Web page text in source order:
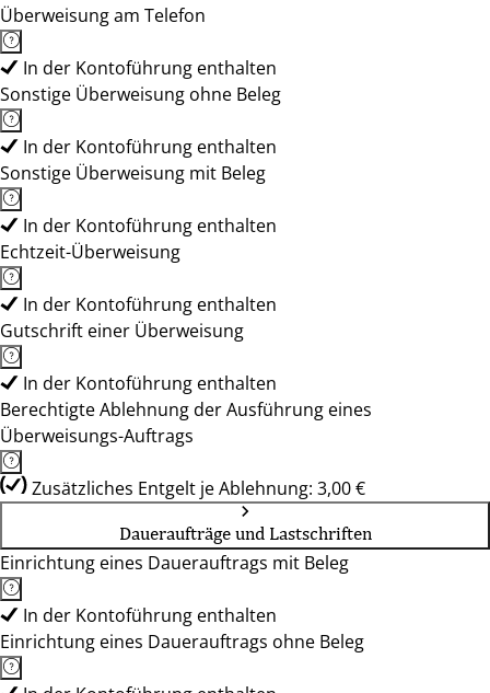
Überweisung am Telefon
In der Kontoführung enthalten
Sonstige Überweisung ohne Beleg
In der Kontoführung enthalten
Sonstige Überweisung mit Beleg
In der Kontoführung enthalten
Echtzeit-Überweisung
In der Kontoführung enthalten
Gutschrift einer Überweisung
In der Kontoführung enthalten
Berechtigte Ablehnung der Ausführung eines
Überweisungs-Auftrags
Zusätzliches Entgelt je Ablehnung: 3,00 €
Daueraufträge und Lastschriften
Einrichtung eines Dauerauftrags mit Beleg
In der Kontoführung enthalten
Einrichtung eines Dauerauftrags ohne Beleg